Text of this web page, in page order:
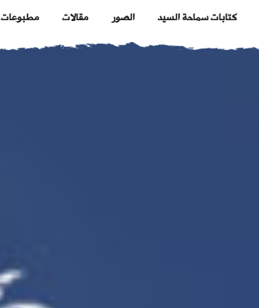
كتابات سماحة السيد الصور مقالات مطبوعات